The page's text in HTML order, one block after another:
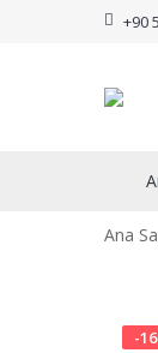
+90
Ana
-16